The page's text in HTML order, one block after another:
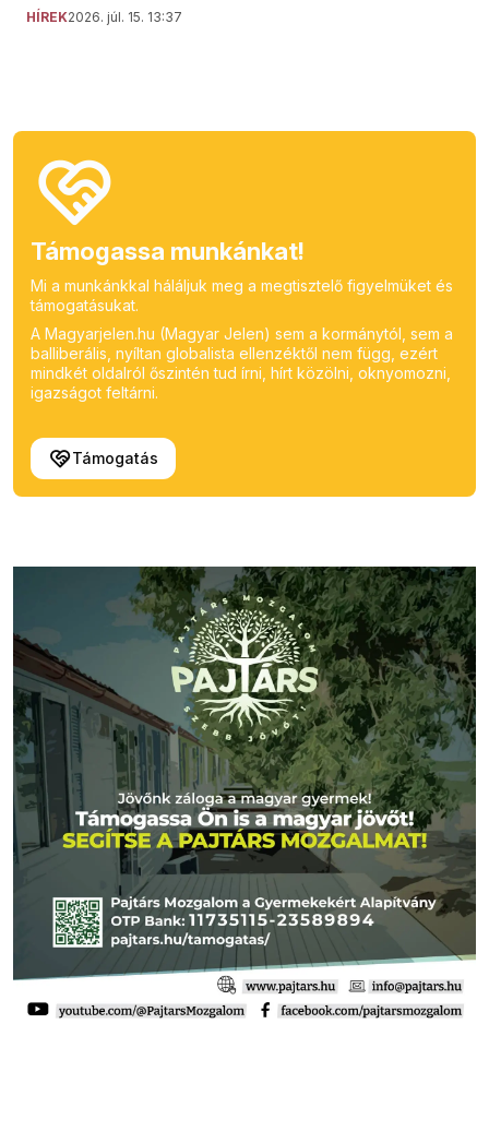
HÍREK2026. júl. 15. 13:37
Támogassa munkánkat!
Mi a munkánkkal háláljuk meg a megtisztelő figyelmüket és
támogatásukat.
A Magyarjelen.hu (Magyar Jelen) sem a kormánytól, sem a
balliberális, nyíltan globalista ellenzéktől nem függ, ezért
mindkét oldalról őszintén tud írni, hírt közölni, oknyomozni,
igazságot feltárni.
Támogatás